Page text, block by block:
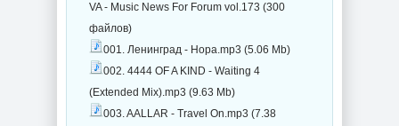
VA - Music News For Forum vol.173 (300
файлов)
001. Ленинград - Нора.mp3 (5.06 Mb)
002. 4444 OF A KIND - Waiting 4
(Extended Mix).mp3 (9.63 Mb)
003. AALLAR - Travel On.mp3 (7.38